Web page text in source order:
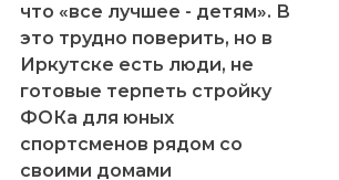
что «все лучшее - детям». В
это трудно поверить, но в
Иркутске есть люди, не
готовые терпеть стройку
ФОКа для юных
спортсменов рядом со
своими домами